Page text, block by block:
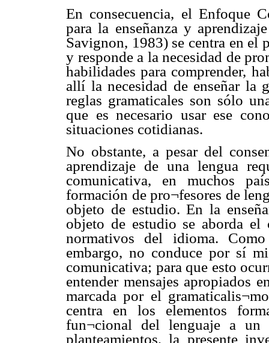
En consecuencia, el Enfoque
para la enseñanza y
Savignon, 1983) se centra en
y responde a la necesidad de
habilidades para comprender,
allí la necesidad de enseñar la
reglas gramaticales son sólo
que es necesario usar ese
situaciones cotidianas.
No obstante, a pesar del
aprendizaje de una lengua
comunicativa, en muchos
formación de pro¬fesores de
objeto de estudio. En la
objeto de estudio se aborda el
normativos del idioma.
embargo, no conduce por sí
comunicativa; para que esto
entender mensajes apropiados
marcada por el
centra en los elementos
fun¬cional del lenguaje a un
planteamientos, la presente